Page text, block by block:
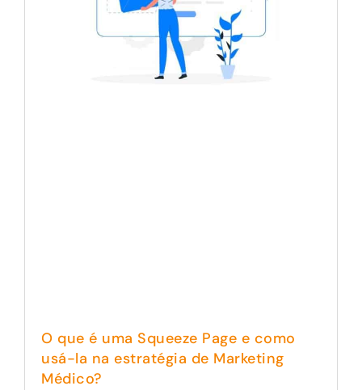
O que é uma Squeeze Page e como
usá-la na estratégia de Marketing
Médico?